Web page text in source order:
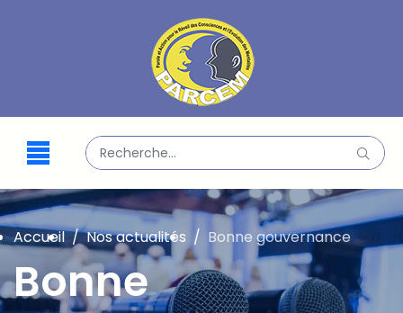
Valider
Bonne
Accueil Nos actualités Bonne gouvernance